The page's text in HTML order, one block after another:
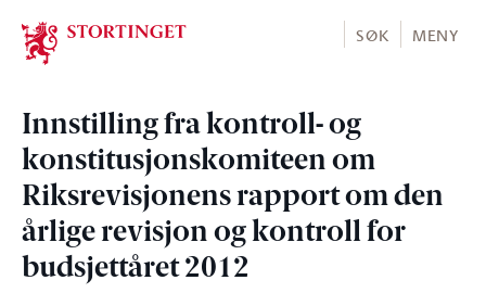
Stortinget.no
SØK MENY
Innstilling fra kontroll- og
konstitusjonskomiteen om
Riksrevisjonens rapport om den
årlige revisjon og kontroll for
budsjettåret 2012